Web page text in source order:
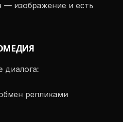
— изображение и есть
диалога:
репликами